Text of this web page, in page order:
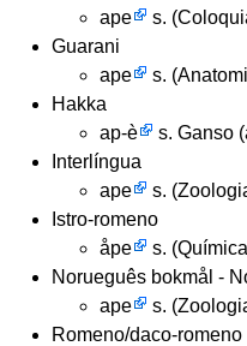
ape
s.
Guarani
ape
s.
Hakka
ap-è
s. Ganso
Interlíngua
ape
s.
Istro-romeno
åpe
s.
Norueguês bokmål -
ape
s.
Romeno/daco-romeno